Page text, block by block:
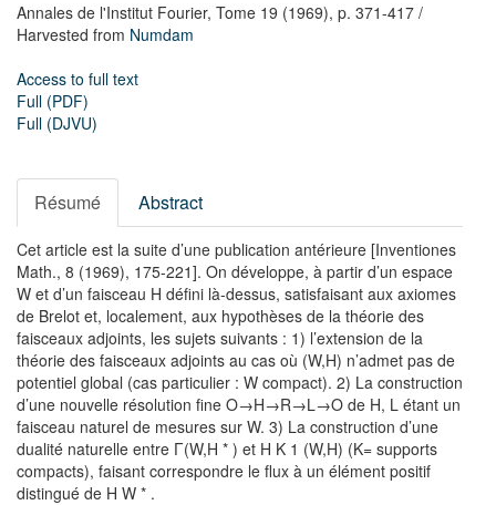
Annales de l'Institut Fourier, Tome 19 (1969), p. 371-417 /
Harvested from Numdam
Access to full text
Full (PDF)
Full (DJVU)
Résumé Abstract
Cet article est la suite d’une publication antérieure [Inventiones
Math., 8 (1969), 175-221]. On développe, à partir d’un espace
W et d’un faisceau H défini là-dessus, satisfaisant aux axiomes
de Brelot et, localement, aux hypothèses de la théorie des
faisceaux adjoints, les sujets suivants : 1) l’extension de la
théorie des faisceaux adjoints au cas où (W,H) n’admet pas de
potentiel global (cas particulier : W compact). 2) La construction
d’une nouvelle résolution fine O→H→R→L→O de H, L étant un
faisceau naturel de mesures sur W. 3) La construction d’une
dualité naturelle entre Γ(W,H * ) et H K 1 (W,H) (K= supports
compacts), faisant correspondre le flux à un élément positif
distingué de H W * .